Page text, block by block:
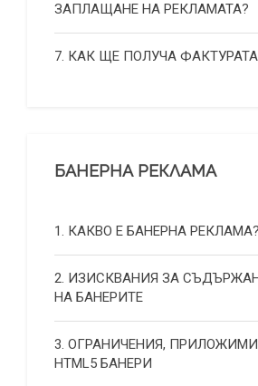
ЗАПЛАЩАНЕ НА РЕКЛАМАТА?
7. КАК ЩЕ ПОЛУЧА
БАНЕРНА РЕКЛАМА
1. КАКВО Е БАНЕРНА РЕКЛАМА?
2. ИЗИСКВАНИЯ ЗА
НА БАНЕРИТЕ
3. ОГРАНИЧЕНИЯ,
HTML5 БАНЕРИ